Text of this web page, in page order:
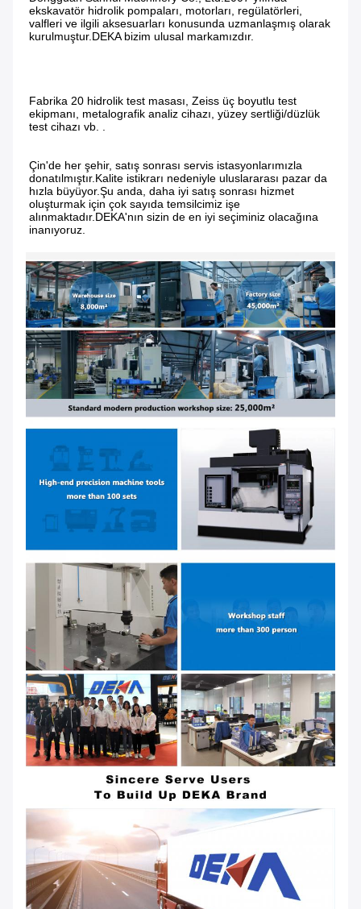
ekskavatör hidrolik pompaları, motorları, regülatörleri,
valfleri ve ilgili aksesuarları konusunda uzmanlaşmış olarak
kurulmuştur.DEKA bizim ulusal markamızdır.
Fabrika 20 hidrolik test masası, Zeiss üç boyutlu test
ekipmanı, metalografik analiz cihazı, yüzey sertliği/düzlük
test cihazı vb. .
Çin'de her şehir, satış sonrası servis istasyonlarımızla
donatılmıştır.Kalite istikrarı nedeniyle uluslararası pazar da
hızla büyüyor.Şu anda, daha iyi satış sonrası hizmet
oluşturmak için çok sayıda temsilcimiz işe
alınmaktadır.DEKA'nın sizin de en iyi seçiminiz olacağına
inanıyoruz.